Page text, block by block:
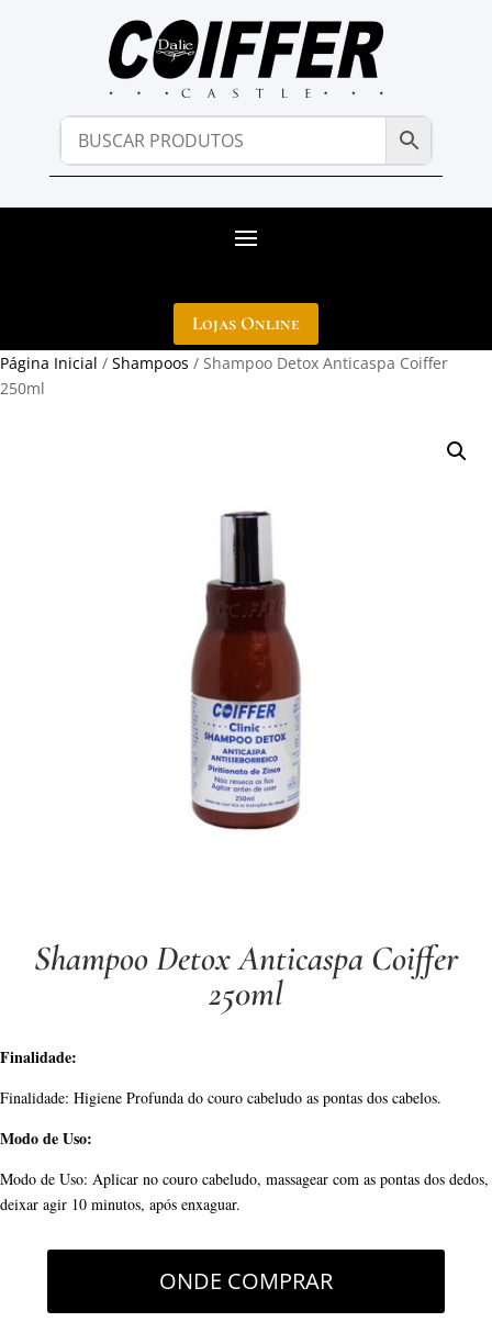
Lojas Online
Página Inicial / Shampoos / Shampoo Detox Anticaspa Coiffer
250ml
Shampoo Detox Anticaspa Coiffer
250ml
Finalidade:
Finalidade: Higiene Profunda do couro cabeludo as pontas dos cabelos.
Modo de Uso:
Modo de Uso: Aplicar no couro cabeludo, massagear com as pontas dos dedos,
deixar agir 10 minutos, após enxaguar.
ONDE COMPRAR